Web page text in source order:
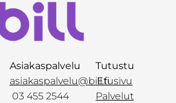
Asiakaspalvelu
asiakaspalvelu@bill.fi
03 455 2544
Tutustu
Etusivu
Palvelut